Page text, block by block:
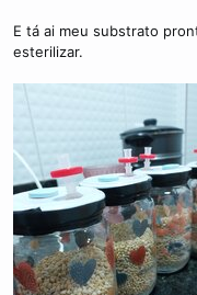
E tá ai meu substrato
esterilizar.